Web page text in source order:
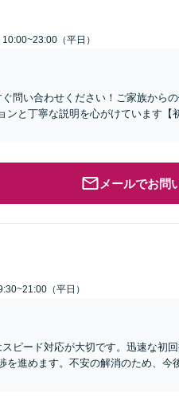
（平日）
問い合わせください！ご家族から
と丁寧な説明を心がけています【
メールでお問
（平日）
ピード対応が大切です。迅速な初
進めます。不安の解消のため、今